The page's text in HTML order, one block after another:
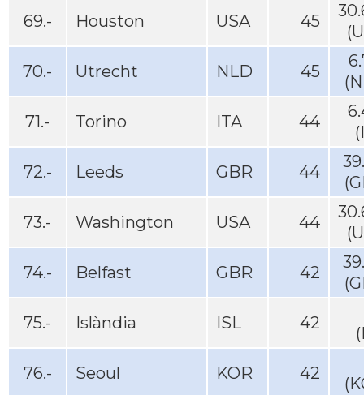
69.- Houston USA 45
70.- Utrecht NLD 45
71.- Torino ITA 44
72.- Leeds GBR 44
73.- Washington USA 44
74.- Belfast GBR 42
75.- Islàndia ISL 42
76.- Seoul KOR 42